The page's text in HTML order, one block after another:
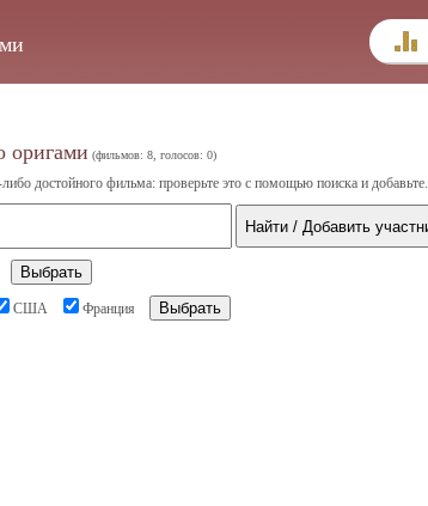
оригами (фильмов: 8, голосов: 0)
достойного фильма: проверьте это с помощью поиска и добавьте.
США Франция